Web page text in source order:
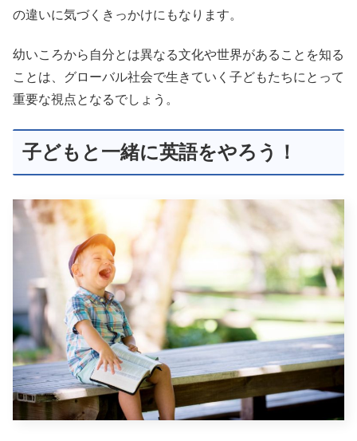
の違いに気づくきっかけにもなります。
幼いころから自分とは異なる文化や世界があることを知る
ことは、グローバル社会で生きていく子どもたちにとって
重要な視点となるでしょう。
子どもと一緒に英語をやろう！